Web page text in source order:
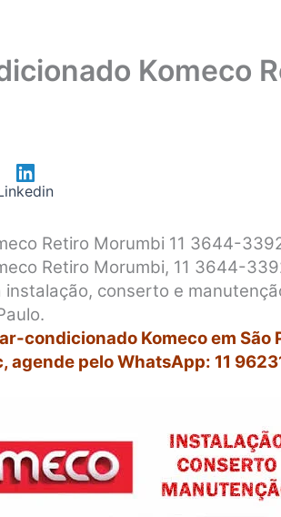
Komeco
Retiro Morumbi 11 3644-
Retiro Morumbi, 11 3644-
conserto e
condicionado Komeco em São
agende pelo WhatsApp: 11